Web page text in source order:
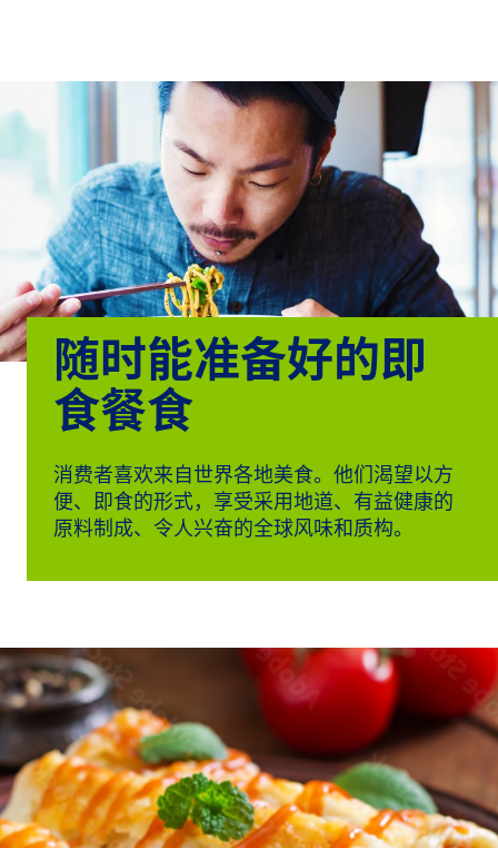
发
展
产
品
与
服
务
洞
与
创
新
文
化
与
职
业
发
展
English (United States)
français (Canada)
随时能准备好的即
食餐食
消费者喜欢来自世界各地美食。他们渴望以方
便、即食的形式，享受采用地道、有益健康的
原料制成、令人兴奋的全球风味和质构。